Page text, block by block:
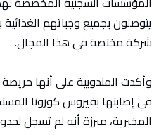
يتوصلون بجميع وجباتهم الغذائية
شركة مختصة في هذا المجال.
وأكدت المندوبية على أنها
في إصابتها بفيروس كورونا
المخبرية، مبرزة أنه لم تسجل